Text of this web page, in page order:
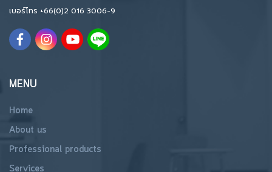
เบอร์โทร +66(0)2 016 3006-9
MENU
Home
About us
Professional products
Services